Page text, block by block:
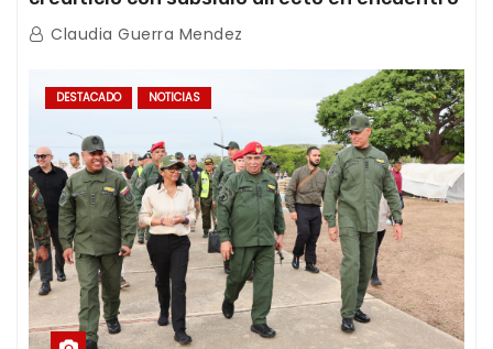
con Juntas de Condominio
Claudia Guerra Mendez
DESTACADO NOTICIAS